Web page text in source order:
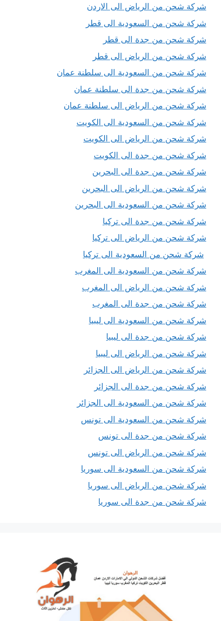
شركة شحن من الرياض الى الاردن
شركة شحن من السعودية الى قطر
شركة شحن من جدة الى قطر
شركة شحن من الرياض الى قطر
شركة شحن من السعودية الى سلطنة عمان
شركة شحن من جدة الى سلطنة عمان
شركة شحن من الرياض الى سلطنة عمان
شركة شحن من السعودية الى الكويت
شركة شحن من الرياض الى الكويت
شركة شحن من جدة الى الكويت
شركة شحن من جدة الى البحرين
شركة شحن من الرياض الى البحرين
شركة شحن من السعودية الى البحرين
شركة شحن من جدة الى تركيا
شركة شحن من الرياض الى تركيا
شركة شحن من السعودية الى تركيا
شركة شحن من السعودية الى المغرب
شركة شحن من الرياض الى المغرب
شركة شحن من جدة الى المغرب
شركة شحن من السعودية الى ليبيا
شركة شحن من جدة الى ليبيا
شركة شحن من الرياض الى ليبيا
شركة شحن من الرياض الى الجزائر
شركة شحن من جدة الى الجزائر
شركة شحن من السعودية الى الجزائر
شركة شحن من السعودية الى تونس
شركة شحن من جدة الى تونس
شركة شحن من الرياض الى تونس
شركة شحن من السعودية الى سوريا
شركة شحن من الرياض الى سوريا
شركة شحن من جدة الى سوريا